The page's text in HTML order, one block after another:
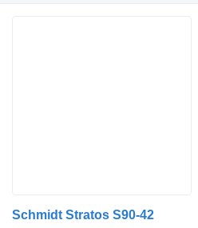
Schmidt Stratos S90-42